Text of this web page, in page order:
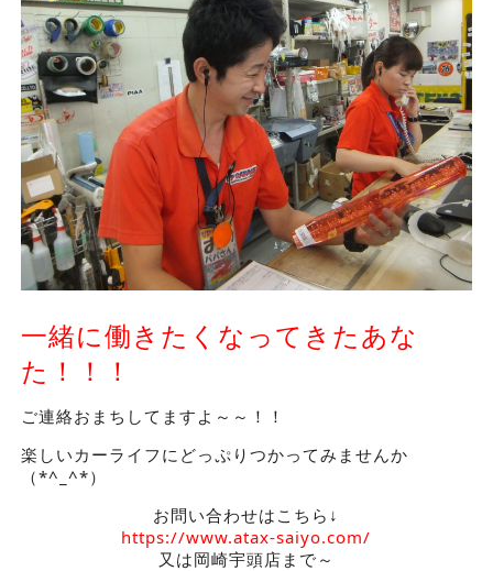
一緒に働きたくなってきたあな
た！！！
ご連絡おまちしてますよ～～！！
楽しいカーライフにどっぷりつかってみませんか
（*^_^*）
お問い合わせはこちら↓
https://www.atax-saiyo.com/
又は岡崎宇頭店まで～